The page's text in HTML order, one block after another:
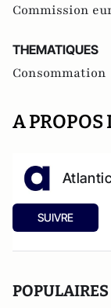
Commission
THEMATIQUES
Consommation
A PROPOS
SUIVRE
POPULAIRES